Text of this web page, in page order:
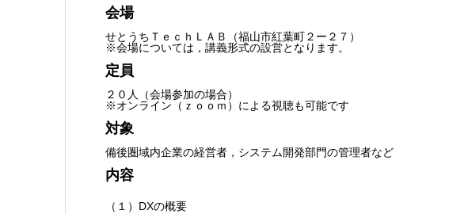
会場
せとうちＴｅｃｈＬＡＢ（福山市紅葉町２ー２７）
※会場については，講義形式の設営となります。
定員
２０人（会場参加の場合）
※オンライン（ｚｏｏｍ）による視聴も可能です
対象
備後圏域内企業の経営者，システム開発部門の管理者など
内容
（１）DXの概要